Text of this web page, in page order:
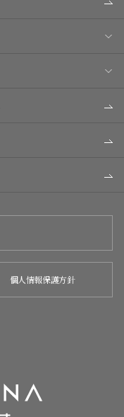
個人情報保護方針